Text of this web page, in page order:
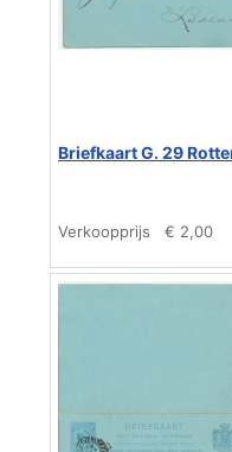
Briefkaart G. 29
Verkoopprijs € 2,00